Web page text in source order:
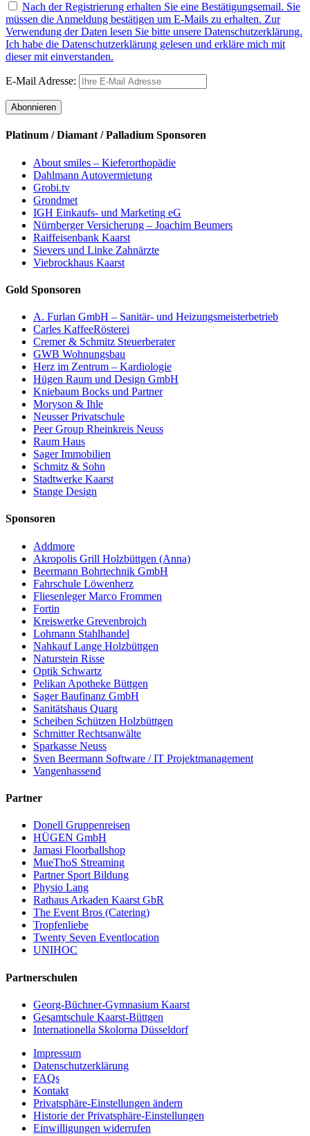
Nach der Registrierung erhalten Sie eine Bestätigungsemail. Sie
müssen die Anmeldung bestätigen um E-Mails zu erhalten. Zur
Verwendung der Daten lesen Sie bitte unsere Datenschutzerklärung.
Ich habe die Datenschutzerklärung gelesen und erkläre mich mit
dieser mit einverstanden.
E-Mail Adresse:
Platinum / Diamant / Palladium Sponsoren
About smiles – Kieferorthopädie
Dahlmann Autovermietung
Grobi.tv
Grondmet
IGH Einkaufs- und Marketing eG
Nürnberger Versicherung – Joachim Beumers
Raiffeisenbank Kaarst
Sievers und Linke Zahnärzte
Viebrockhaus Kaarst
Gold Sponsoren
A. Furlan GmbH – Sanitär- und Heizungsmeisterbetrieb
Carles KaffeeRösterei
Cremer & Schmitz Steuerberater
GWB Wohnungsbau
Herz im Zentrum – Kardiologie
Hügen Raum und Design GmbH
Kniebaum Bocks und Partner
Moryson & Ihle
Neusser Privatschule
Peer Group Rheinkreis Neuss
Raum Haus
Sager Immobilien
Schmitz & Sohn
Stadtwerke Kaarst
Stange Design
Sponsoren
Addmore
Akropolis Grill Holzbüttgen (Anna)
Beermann Bohrtechnik GmbH
Fahrschule Löwenherz
Fliesenleger Marco Frommen
Fortin
Kreiswerke Grevenbroich
Lohmann Stahlhandel
Nahkauf Lange Holzbüttgen
Naturstein Risse
Optik Schwartz
Pelikan Apotheke Büttgen
Sager Baufinanz GmbH
Sanitätshaus Quarg
Scheiben Schützen Holzbüttgen
Schmitter Rechtsanwälte
Sparkasse Neuss
Sven Beermann Software / IT Projektmanagement
Vangenhassend
Partner
Donell Gruppenreisen
HÜGEN GmbH
Jamasi Floorballshop
MueThoS Streaming
Partner Sport Bildung
Physio Lang
Rathaus Arkaden Kaarst GbR
The Event Bros (Catering)
Tropfenliebe
Twenty Seven Eventlocation
UNIHOC
Partnerschulen
Georg-Büchner-Gymnasium Kaarst
Gesamtschule Kaarst-Büttgen
Internationella Skolorna Düsseldorf
Impressum
Datenschutzerklärung
FAQs
Kontakt
Privatsphäre-Einstellungen ändern
Historie der Privatsphäre-Einstellungen
Einwilligungen widerrufen